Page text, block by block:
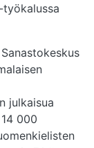
julkaisua
000